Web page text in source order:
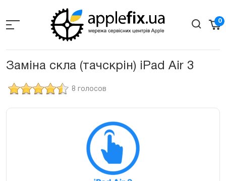
the
0
Заміна скла (тачскрін) iPad Air 3
8 голосов